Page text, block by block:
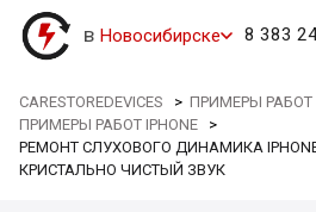
в Новосибирске 8 383
CARESTOREDEVICES >ПРИМЕРЫ РАБОТ
ПРИМЕРЫ РАБОТ IPHONE >
РЕМОНТ СЛУХОВОГО ДИНАМИКА
КРИСТАЛЬНО ЧИСТЫЙ ЗВУК